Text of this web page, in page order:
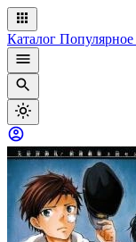
Каталог Популярное